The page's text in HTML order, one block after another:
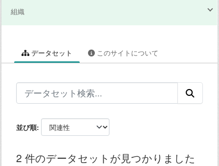
組織
データセット このサイトについて
並び順
2 件のデータセットが見つかりました